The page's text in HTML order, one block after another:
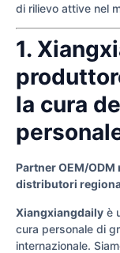
di rilievo attive nel
1.
la cura
Partner OEM/
distributori
Xiangxiangdaily è
cura personale di
internazionale.